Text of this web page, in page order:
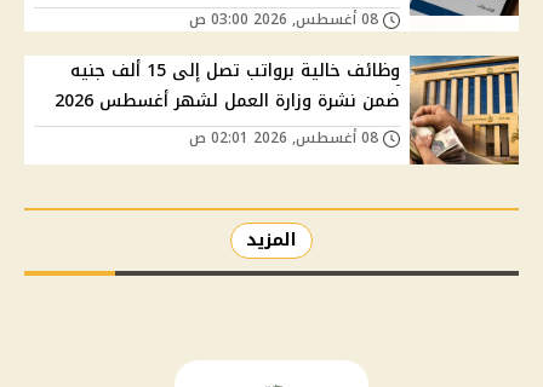
وظائف خالية برواتب تصل إلى 15 ألف جنيه
ضمن نشرة وزارة العمل لشهر أغسطس 2026
المزيد